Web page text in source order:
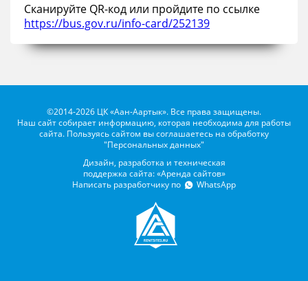
Сканируйте QR-код или пройдите по ссылке
https://bus.gov.ru/info-card/252139
©2014-2026 ЦК «Аан-Аартык». Все права защищены.
Наш сайт собирает информацию, которая необходима для работы
сайта. Пользуясь сайтом вы соглашаетесь на обработку
"Персональных данных"
Дизайн, разработка и техническая
поддержка сайта: «Аренда сайтов»
Написать разработчику по
WhatsApp